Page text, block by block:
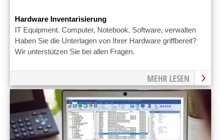
Hardware Inventarisierung
IT Equipment. Computer, Notebook, Software, verwalten
Haben Sie die Unterlagen von Ihrer Hardware griffbereit?
Wir unterstützen Sie bei allen Fragen.
MEHR LESEN